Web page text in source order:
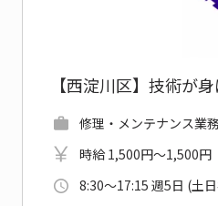
【西淀川区】技術が
修理・メンテナンス業
時給 1,500円～1,500円
8:30～17:15 週5日 (土